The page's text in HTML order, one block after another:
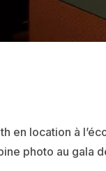
en location à
photo au gala